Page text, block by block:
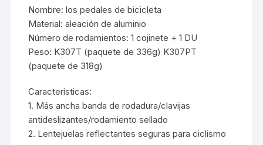
Nombre: los pedales de bicicleta
Material: aleación de aluminio
Número de rodamientos: 1 cojinete + 1 DU
Peso: K307T (paquete de 336g) K307PT
(paquete de 318g)
Características:
1. Más ancha banda de rodadura/clavijas
antideslizantes/rodamiento sellado
2. Lentejuelas reflectantes seguras para ciclismo